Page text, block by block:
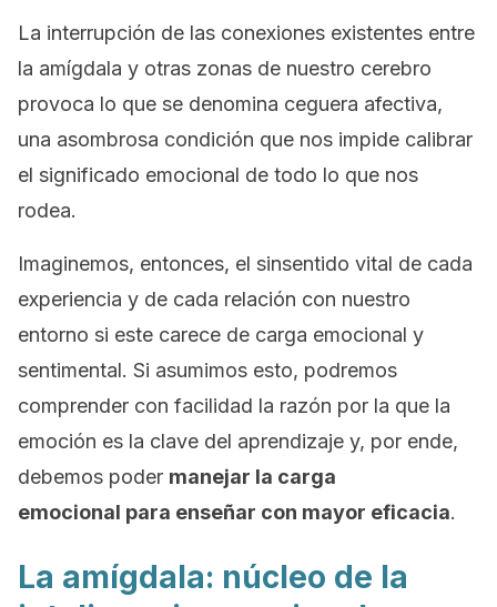
La interrupción de las conexiones existentes entre
la amígdala y otras zonas de nuestro cerebro
provoca lo que se denomina ceguera afectiva,
una asombrosa condición que nos impide calibrar
el significado emocional de todo lo que nos
rodea.
Imaginemos, entonces, el sinsentido vital de cada
experiencia y de cada relación con nuestro
entorno si este carece de carga emocional y
sentimental. Si asumimos esto, podremos
comprender con facilidad la razón por la que la
emoción es la clave del aprendizaje y, por ende,
debemos poder manejar la carga
emocional para enseñar con mayor eficacia.
La amígdala: núcleo de la